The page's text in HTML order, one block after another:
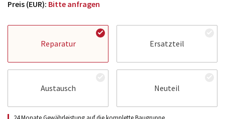
Preis (EUR): Bitte anfragen
Reparatur Ersatzteil
Austausch Neuteil